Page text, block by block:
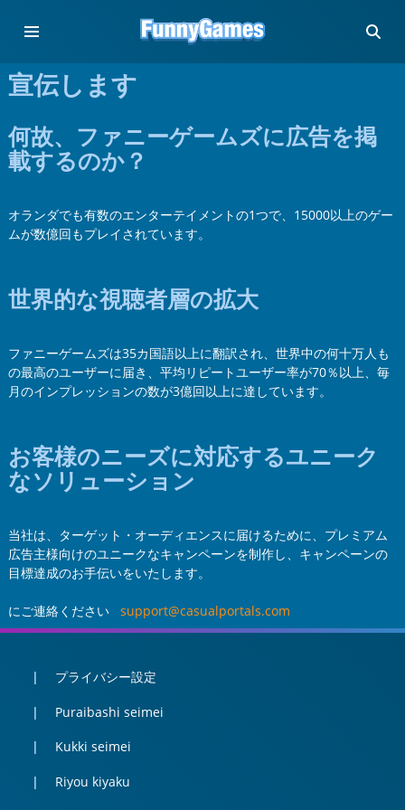
宣伝します
何故、ファニーゲームズに広告を掲
載するのか？
オランダでも有数のエンターテイメントの1つで、15000以上のゲー
ムが数億回もプレイされています。
世界的な視聴者層の拡大
ファニーゲームズは35カ国語以上に翻訳され、世界中の何十万人も
の最高のユーザーに届き、平均リピートユーザー率が70％以上、毎
月のインプレッションの数が3億回以上に達しています。
お客様のニーズに対応するユニーク
なソリューション
当社は、ターゲット・オーディエンスに届けるために、プレミアム
広告主様向けのユニークなキャンペーンを制作し、キャンペーンの
目標達成のお手伝いをいたします。
にご連絡ください support@casualportals.com
プライバシー設定
Puraibashi seimei
Kukki seimei
Riyou kiyaku